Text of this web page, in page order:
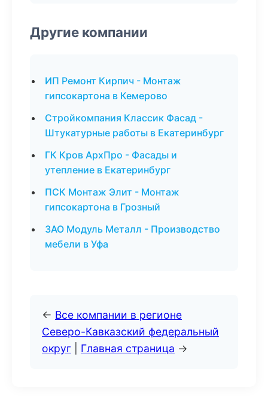
Другие компании
ИП Ремонт Кирпич - Монтаж
гипсокартона в Кемерово
Стройкомпания Классик Фасад -
Штукатурные работы в Екатеринбург
ГК Кров АрхПро - Фасады и
утепление в Екатеринбург
ПСК Монтаж Элит - Монтаж
гипсокартона в Грозный
ЗАО Модуль Металл - Производство
мебели в Уфа
← Все компании в регионе
Северо-Кавказский федеральный
округ
Главная страница →